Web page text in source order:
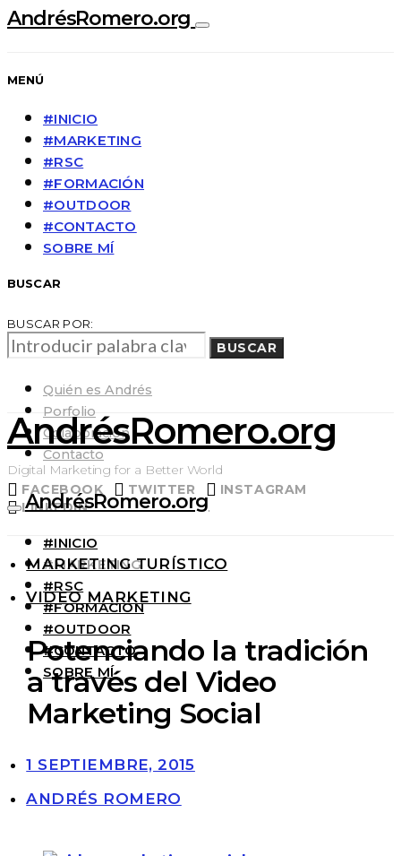
AndrésRomero.org
MENÚ
#INICIO
#MARKETING
#RSC
#FORMACIÓN
#OUTDOOR
#CONTACTO
SOBRE MÍ
BUSCAR
BUSCAR POR:
BUSCAR
Quién es Andrés
Porfolio
Colaboración
Contacto
FACEBOOK TWITTER
INSTAGRAM
LINKEDIN
AndrésRomero.org
Digital Marketing for a Better World
AndrésRomero.org
#INICIO
#MARKETING
#RSC
#FORMACIÓN
#OUTDOOR
#CONTACTO
SOBRE MÍ
MARKETING TURÍSTICO
VIDEO MARKETING
Potenciando la tradición
a través del Video
Marketing Social
1 SEPTIEMBRE, 2015
ANDRÉS ROMERO